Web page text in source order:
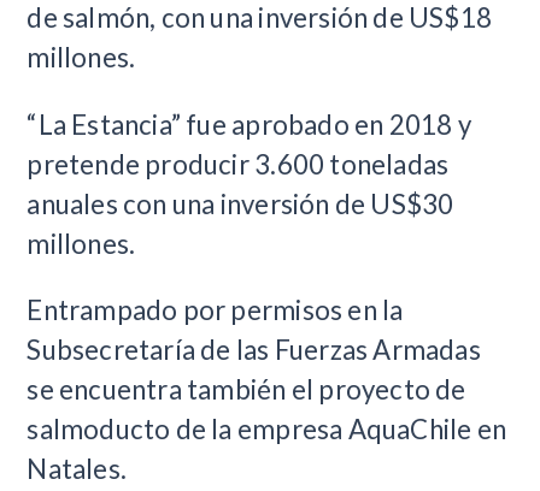
de salmón, con una inversión de US$18
millones.
“La Estancia” fue aprobado en 2018 y
pretende producir 3.600 toneladas
anuales con una inversión de US$30
millones.
Entrampado por permisos en la
Subsecretaría de las Fuerzas Armadas
se encuentra también el proyecto de
salmoducto de la empresa AquaChile en
Natales.